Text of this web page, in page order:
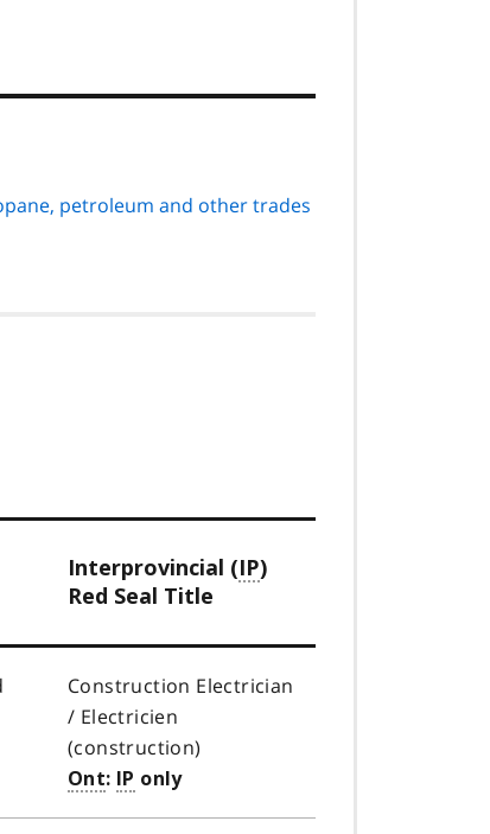
petroleum and other trades
Interprovincial (IP)
Red Seal Title
Construction Electrician
/ Electricien
(construction)
Ont: IP only